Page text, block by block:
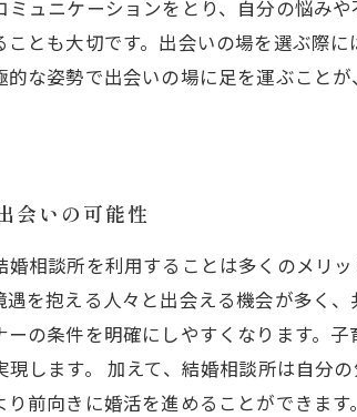
ュニケーションをとり、自分の悩み
とも大切です。出会いの場を選ぶ際
な姿勢で出会いの場に足を運ぶこと
会いの可能性
相談所を利用することは多くのメリ
を抱える人々と出会える機会が多く
の条件を明確にしやすくなります。
します。 加えて、結婚相談所は自分
前向きに婚活を進めることができま